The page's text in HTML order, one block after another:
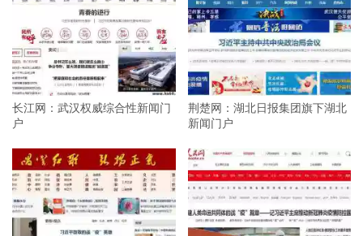
长江网：武汉权威综合性新闻门
户
荆楚网：湖北日报集团旗下湖北
新闻门户